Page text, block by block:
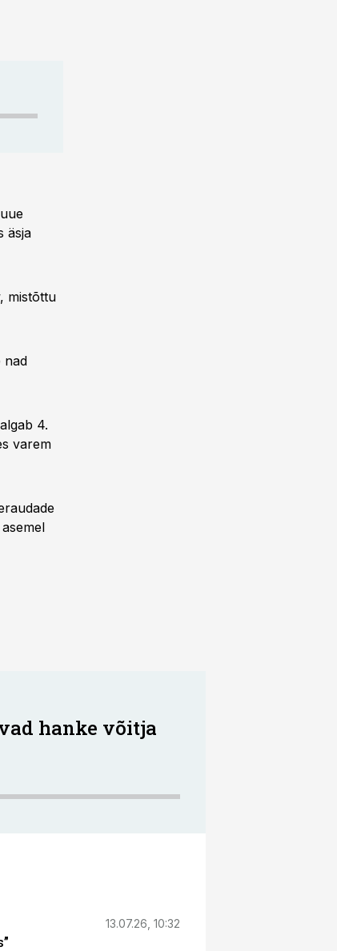
äsja
mistõttu
nad
4.
varem
hanke võitja
13.07.26, 10:32